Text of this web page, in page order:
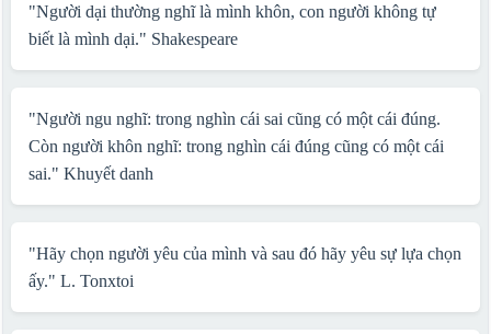
"Người dại thường nghĩ là mình khôn, con người không tự
biết là mình dại." Shakespeare
"Người ngu nghĩ: trong nghìn cái sai cũng có một cái đúng.
Còn người khôn nghĩ: trong nghìn cái đúng cũng có một cái
sai." Khuyết danh
"Hãy chọn người yêu của mình và sau đó hãy yêu sự lựa chọn
ấy." L. Tonxtoi